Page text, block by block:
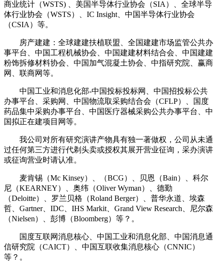
商业统计（WSTS) 、美国半导体行业协会（SIA）、全球半导
体行业协会（WSTS）、IC Insight、中国半导体行业协会
（CSIA）等。
房产建建：全球建建扶植联盟、全国建建市场监管公共办
事平台、中国工程机械协会、中国建建材料结合会、中国建建
粉饰拆修材料协会、中国加气混凝土协会、中指研究院、赢商
网、联商网等。
中国工业和消息化部-中国投标投标网、中国招投标公共
办事平台、采购网、中国物流取采购结合会（CFLP）、国度
药品集中采购办事平台、中国医疗器械采购公共办事平台、中
国拟正在建项目网等。
我公司对所有研究演讲产物具有独一著做权，公司从未通
过任何第三方进行代剃头卖或授权其展开营业征询，采办演讲
或征询营业时请认准。
麦肯锡（Mc Kinsey）、（BCG）、贝恩（Bain）、科尔
尼（KEARNEY）、奥纬（Oliver Wyman）、德勤
（Deloitte）、罗兰贝格（Roland Berger）、普华永道、埃森
哲、Gartner、IDC、IHS Markit、Grand View Research、尼尔森
（Nielsen）、彭博（Bloomberg）等？。
国度互联网消息核心、中国工业和消息化部、中国消息通
信研究院（CAICT）、中国互联收集消息核心（CNNIC）
等？。